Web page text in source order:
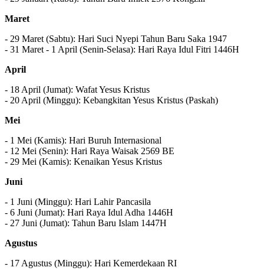
Maret
- 29 Maret (Sabtu): Hari Suci Nyepi Tahun Baru Saka 1947
- 31 Maret - 1 April (Senin-Selasa): Hari Raya Idul Fitri 1446H
April
- 18 April (Jumat): Wafat Yesus Kristus
- 20 April (Minggu): Kebangkitan Yesus Kristus (Paskah)
Mei
- 1 Mei (Kamis): Hari Buruh Internasional
- 12 Mei (Senin): Hari Raya Waisak 2569 BE
- 29 Mei (Kamis): Kenaikan Yesus Kristus
Juni
- 1 Juni (Minggu): Hari Lahir Pancasila
- 6 Juni (Jumat): Hari Raya Idul Adha 1446H
- 27 Juni (Jumat): Tahun Baru Islam 1447H
Agustus
- 17 Agustus (Minggu): Hari Kemerdekaan RI